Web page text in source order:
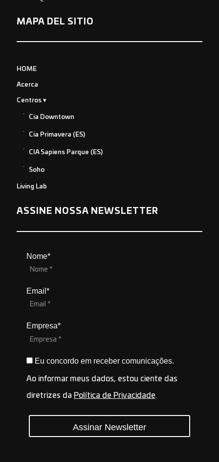
MAPA DEL SITIO
HOME
Acerca
Centros
Cia Downtown
Cia Primavera (ES)
CIA Sapiens Parque (ES)
Soho
Living Lab
ASSINE NOSSA NEWSLETTER
Nome*
Email*
Empresa*
Eu concordo em receber comunicações.
Ao informar meus dados, estou ciente das
diretrizes da Política de Privacidade.
Assinar Newsletter